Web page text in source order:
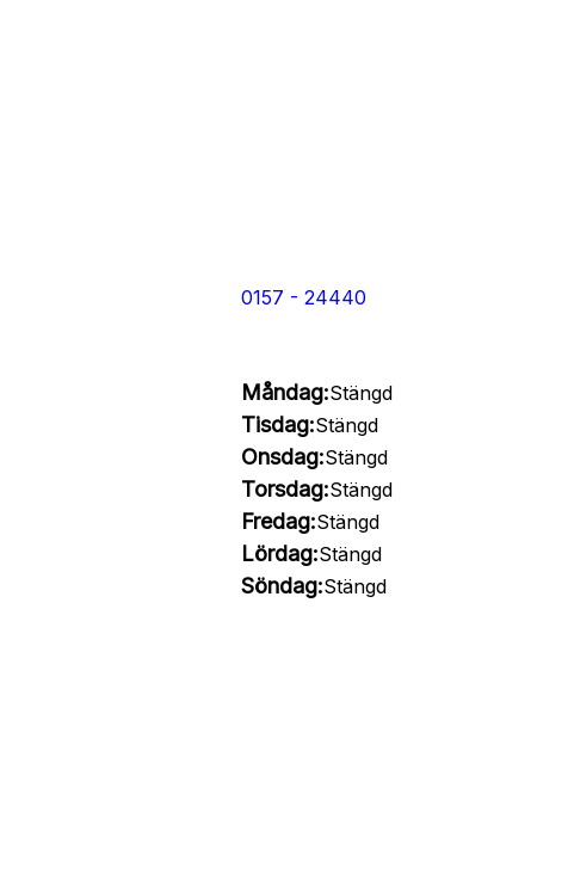
0157 - 24440
Måndag:Stängd
Tisdag:Stängd
Onsdag:Stängd
Torsdag:Stängd
Fredag:Stängd
Lördag:Stängd
Söndag:Stängd